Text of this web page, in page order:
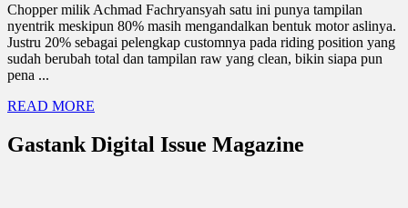
Chopper milik Achmad Fachryansyah satu ini punya tampilan
nyentrik meskipun 80% masih mengandalkan bentuk motor aslinya.
Justru 20% sebagai pelengkap customnya pada riding position yang
sudah berubah total dan tampilan raw yang clean, bikin siapa pun
pena ...
READ MORE
Gastank Digital Issue Magazine